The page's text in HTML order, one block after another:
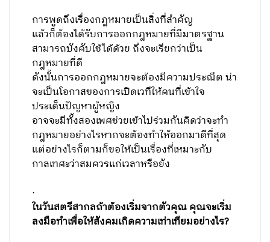
การพูดถึงเรื่องกฎหมายเป็นสิ่งที่สำคัญ
แล้วก็ต้องได้รับการออกกฎหมายที่มีมาตรฐาน
สามารถบังคับใช้ได้ด้วย ถึงจะเรียกว่าเป็น
กฎหมายที่ดี
ดังนั้นการออกกฎหมายจะต้องมีความประณีต น่า
จะเป็นโอกาสของการเปิดเวทีให้คนที่เข้าใจ
ประเด็นปัญหาผู้หญิง
อาจจะมีทั้งสองเพศช่วยเข้าไปร่วมกันคิดว่าจะทำ
กฎหมายอย่างไรหากจะต้องทำให้ออกมาดีที่สุด
แต่อย่างไรก็ตามก็ขอให้เป็นเรื่องที่เหมาะกับ
กาลเทศะว่าสมควรแก่เวลาหรือยัง
·
ในวันสตรีสากลถ้าต้องเริ่มจากตัวคุณ คุณจะเริ่ม
ลงมือทำเพื่อให้สังคมเกิดความเท่าเทียมอย่างไร?